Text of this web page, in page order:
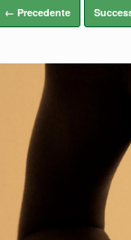
← Precedente